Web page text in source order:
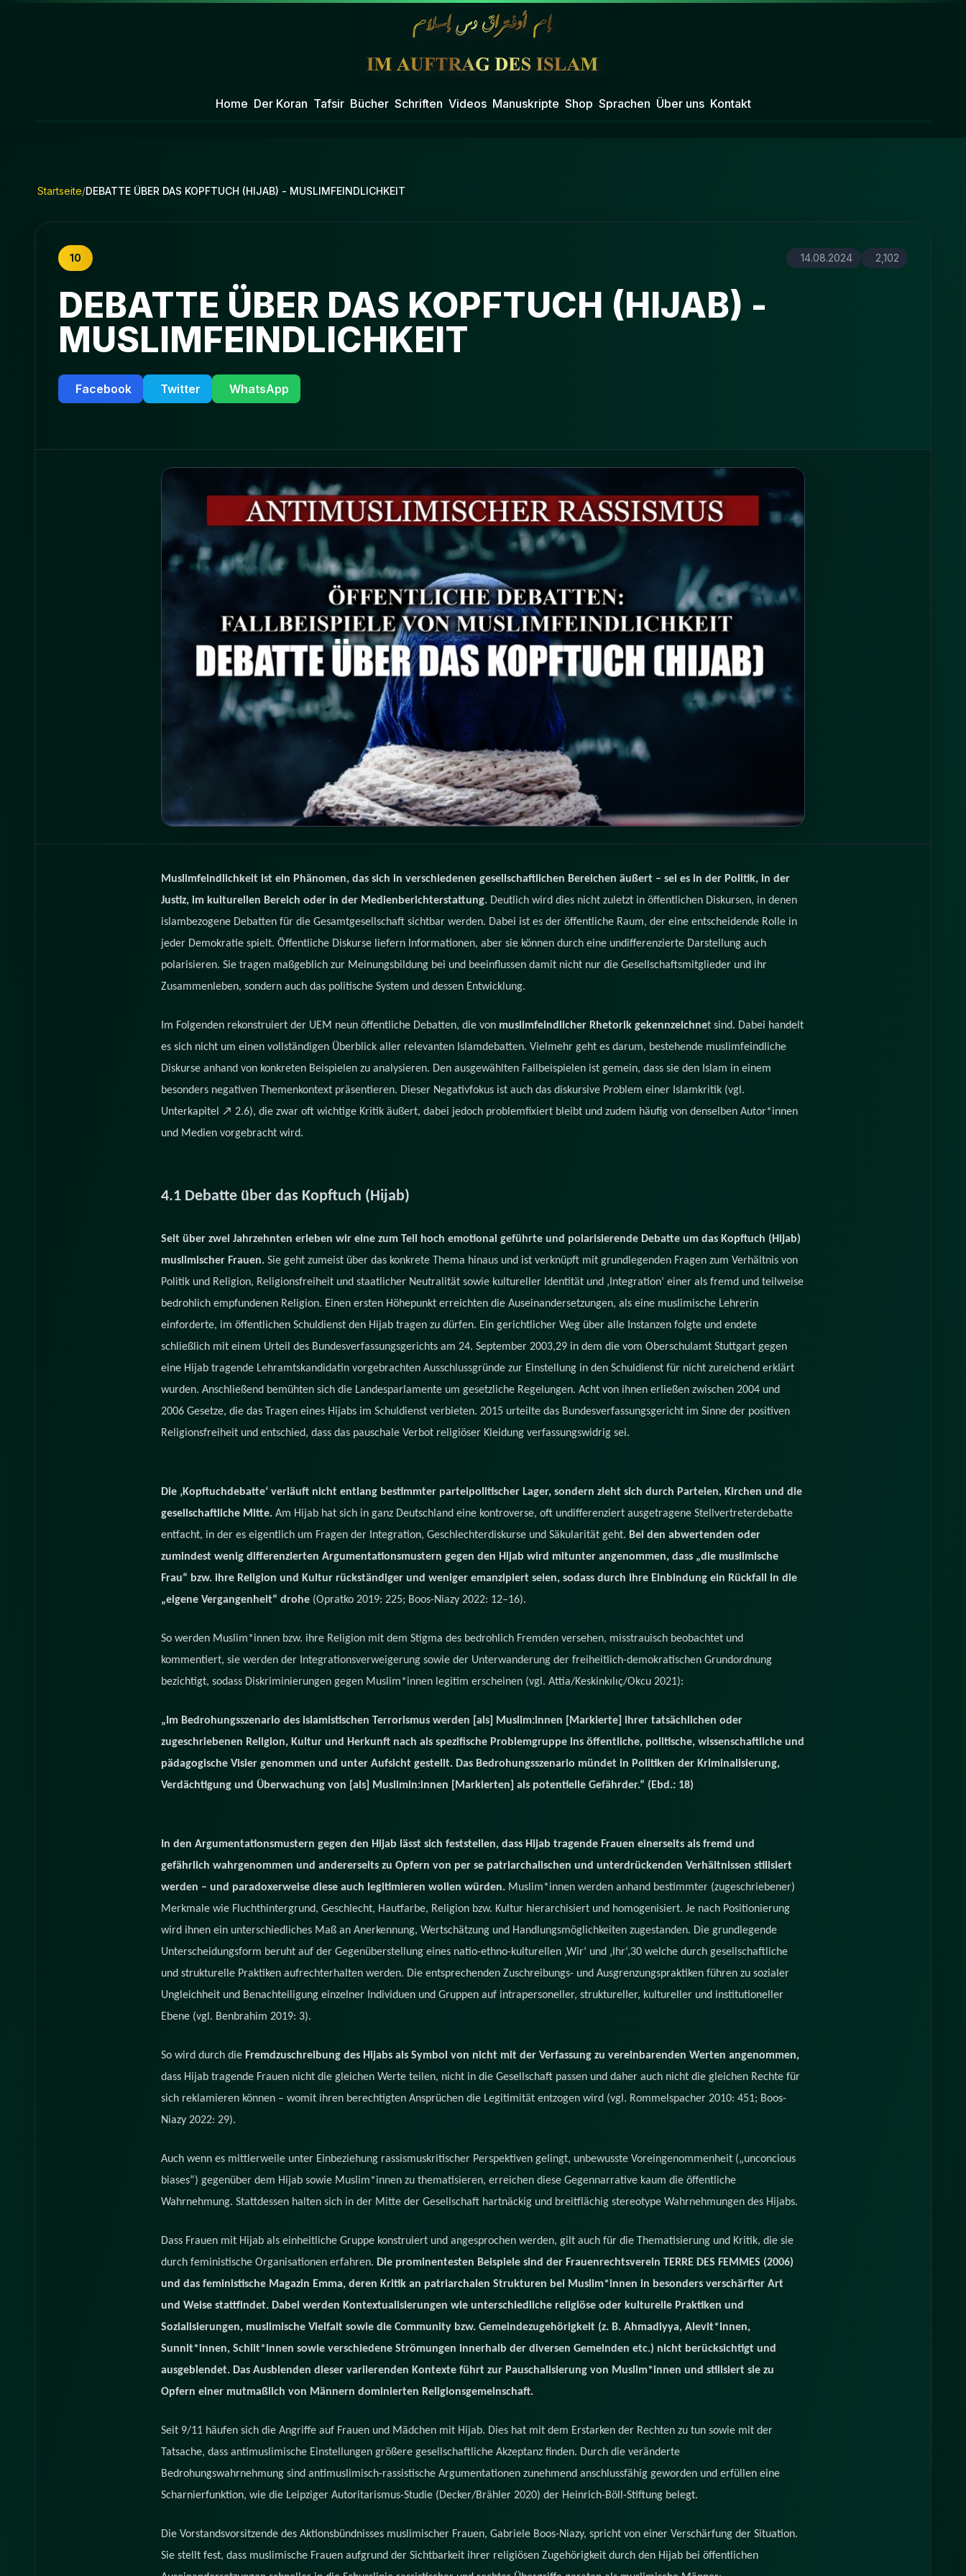
Home Der Koran Tafsir Bücher Schriften Videos Manuskripte Shop Sprachen Über uns Kontakt
Startseite/DEBATTE ÜBER DAS KOPFTUCH (HIJAB) - MUSLIMFEINDLICHKEIT
10 14.08.2024 2,102
DEBATTE ÜBER DAS KOPFTUCH (HIJAB) -
MUSLIMFEINDLICHKEIT
Facebook Twitter WhatsApp
Muslimfeindlichkeit ist ein Phänomen, das sich in verschiedenen gesellschaftlichen Bereichen äußert – sei es in der Politik, in der
Justiz, im kulturellen Bereich oder in der Medienberichterstattung. Deutlich wird dies nicht zuletzt in öffentlichen Diskursen, in denen
islambezogene Debatten für die Gesamtgesellschaft sichtbar werden. Dabei ist es der öffentliche Raum, der eine entscheidende Rolle in
jeder Demokratie spielt. Öffentliche Diskurse liefern Informationen, aber sie können durch eine undifferenzierte Darstellung auch
polarisieren. Sie tragen maßgeblich zur Meinungsbildung bei und beeinflussen damit nicht nur die Gesellschaftsmitglieder und ihr
Zusammenleben, sondern auch das politische System und dessen Entwicklung.
Im Folgenden rekonstruiert der UEM neun öffentliche Debatten, die von muslimfeindlicher Rhetorik gekennzeichnet sind. Dabei handelt
es sich nicht um einen vollständigen Überblick aller relevanten Islamdebatten. Vielmehr geht es darum, bestehende muslimfeindliche
Diskurse anhand von konkreten Beispielen zu analysieren. Den ausgewählten Fallbeispielen ist gemein, dass sie den Islam in einem
besonders negativen Themenkontext präsentieren. Dieser Negativfokus ist auch das diskursive Problem einer Islamkritik (vgl.
Unterkapitel ↗ 2.6), die zwar oft wichtige Kritik äußert, dabei jedoch problemfixiert bleibt und zudem häufig von denselben Autor*innen
und Medien vorgebracht wird.
4.1 Debatte über das Kopftuch (Hijab)
Seit über zwei Jahrzehnten erleben wir eine zum Teil hoch emotional geführte und polarisierende Debatte um das Kopftuch (Hijab)
muslimischer Frauen. Sie geht zumeist über das konkrete Thema hinaus und ist verknüpft mit grundlegenden Fragen zum Verhältnis von
Politik und Religion, Religionsfreiheit und staatlicher Neutralität sowie kultureller Identität und ‚Integration‘ einer als fremd und teilweise
bedrohlich empfundenen Religion. Einen ersten Höhepunkt erreichten die Auseinandersetzungen, als eine muslimische Lehrerin
einforderte, im öffentlichen Schuldienst den Hijab tragen zu dürfen. Ein gerichtlicher Weg über alle Instanzen folgte und endete
schließlich mit einem Urteil des Bundesverfassungsgerichts am 24. September 2003,29 in dem die vom Oberschulamt Stuttgart gegen
eine Hijab tragende Lehramtskandidatin vorgebrachten Ausschlussgründe zur Einstellung in den Schuldienst für nicht zureichend erklärt
wurden. Anschließend bemühten sich die Landesparlamente um gesetzliche Regelungen. Acht von ihnen erließen zwischen 2004 und
2006 Gesetze, die das Tragen eines Hijabs im Schuldienst verbieten. 2015 urteilte das Bundesverfassungsgericht im Sinne der positiven
Religionsfreiheit und entschied, dass das pauschale Verbot religiöser Kleidung verfassungswidrig sei.
Die ‚Kopftuchdebatte‘ verläuft nicht entlang bestimmter parteipolitischer Lager, sondern zieht sich durch Parteien, Kirchen und die
gesellschaftliche Mitte. Am Hijab hat sich in ganz Deutschland eine kontroverse, oft undifferenziert ausgetragene Stellvertreterdebatte
entfacht, in der es eigentlich um Fragen der Integration, Geschlechterdiskurse und Säkularität geht. Bei den abwertenden oder
zumindest wenig differenzierten Argumentationsmustern gegen den Hijab wird mitunter angenommen, dass „die muslimische
Frau“ bzw. ihre Religion und Kultur rückständiger und weniger emanzipiert seien, sodass durch ihre Einbindung ein Rückfall in die
„eigene Vergangenheit“ drohe (Opratko 2019: 225; Boos-Niazy 2022: 12–16).
So werden Muslim*innen bzw. ihre Religion mit dem Stigma des bedrohlich Fremden versehen, misstrauisch beobachtet und
kommentiert, sie werden der Integrationsverweigerung sowie der Unterwanderung der freiheitlich-demokratischen Grundordnung
bezichtigt, sodass Diskriminierungen gegen Muslim*innen legitim erscheinen (vgl. Attia/Keskinkılıç/Okcu 2021):
„Im Bedrohungsszenario des islamistischen Terrorismus werden [als] Muslim:innen [Markierte] ihrer tatsächlichen oder
zugeschriebenen Religion, Kultur und Herkunft nach als spezifische Problemgruppe ins öffentliche, politische, wissenschaftliche und
pädagogische Visier genommen und unter Aufsicht gestellt. Das Bedrohungsszenario mündet in Politiken der Kriminalisierung,
Verdächtigung und Überwachung von [als] Muslimin:innen [Markierten] als potentielle Gefährder.“ (Ebd.: 18)
In den Argumentationsmustern gegen den Hijab lässt sich feststellen, dass Hijab tragende Frauen einerseits als fremd und
gefährlich wahrgenommen und andererseits zu Opfern von per se patriarchalischen und unterdrückenden Verhältnissen stilisiert
werden – und paradoxerweise diese auch legitimieren wollen würden. Muslim*innen werden anhand bestimmter (zugeschriebener)
Merkmale wie Fluchthintergrund, Geschlecht, Hautfarbe, Religion bzw. Kultur hierarchisiert und homogenisiert. Je nach Positionierung
wird ihnen ein unterschiedliches Maß an Anerkennung, Wertschätzung und Handlungsmöglichkeiten zugestanden. Die grundlegende
Unterscheidungsform beruht auf der Gegenüberstellung eines natio-ethno-kulturellen ‚Wir‘ und ‚Ihr‘,30 welche durch gesellschaftliche
und strukturelle Praktiken aufrechterhalten werden. Die entsprechenden Zuschreibungs- und Ausgrenzungspraktiken führen zu sozialer
Ungleichheit und Benachteiligung einzelner Individuen und Gruppen auf intrapersoneller, struktureller, kultureller und institutioneller
Ebene (vgl. Benbrahim 2019: 3).
So wird durch die Fremdzuschreibung des Hijabs als Symbol von nicht mit der Verfassung zu vereinbarenden Werten angenommen,
dass Hijab tragende Frauen nicht die gleichen Werte teilen, nicht in die Gesellschaft passen und daher auch nicht die gleichen Rechte für
sich reklamieren können – womit ihren berechtigten Ansprüchen die Legitimität entzogen wird (vgl. Rommelspacher 2010: 451; Boos-
Niazy 2022: 29).
Auch wenn es mittlerweile unter Einbeziehung rassismuskritischer Perspektiven gelingt, unbewusste Voreingenommenheit („unconcious
biases“) gegenüber dem Hijab sowie Muslim*innen zu thematisieren, erreichen diese Gegennarrative kaum die öffentliche
Wahrnehmung. Stattdessen halten sich in der Mitte der Gesellschaft hartnäckig und breitflächig stereotype Wahrnehmungen des Hijabs.
Dass Frauen mit Hijab als einheitliche Gruppe konstruiert und angesprochen werden, gilt auch für die Thematisierung und Kritik, die sie
durch feministische Organisationen erfahren. Die prominentesten Beispiele sind der Frauenrechtsverein TERRE DES FEMMES (2006)
und das feministische Magazin Emma, deren Kritik an patriarchalen Strukturen bei Muslim*innen in besonders verschärfter Art
und Weise stattfindet. Dabei werden Kontextualisierungen wie unterschiedliche religiöse oder kulturelle Praktiken und
Sozialisierungen, muslimische Vielfalt sowie die Community bzw. Gemeindezugehörigkeit (z. B. Ahmadiyya, Alevit*innen,
Sunnit*innen, Schiit*innen sowie verschiedene Strömungen innerhalb der diversen Gemeinden etc.) nicht berücksichtigt und
ausgeblendet. Das Ausblenden dieser variierenden Kontexte führt zur Pauschalisierung von Muslim*innen und stilisiert sie zu
Opfern einer mutmaßlich von Männern dominierten Religionsgemeinschaft.
Seit 9/11 häufen sich die Angriffe auf Frauen und Mädchen mit Hijab. Dies hat mit dem Erstarken der Rechten zu tun sowie mit der
Tatsache, dass antimuslimische Einstellungen größere gesellschaftliche Akzeptanz finden. Durch die veränderte
Bedrohungswahrnehmung sind antimuslimisch-rassistische Argumentationen zunehmend anschlussfähig geworden und erfüllen eine
Scharnierfunktion, wie die Leipziger Autoritarismus-Studie (Decker/Brähler 2020) der Heinrich-Böll-Stiftung belegt.
Die Vorstandsvorsitzende des Aktionsbündnisses muslimischer Frauen, Gabriele Boos-Niazy, spricht von einer Verschärfung der Situation.
Sie stellt fest, dass muslimische Frauen aufgrund der Sichtbarkeit ihrer religiösen Zugehörigkeit durch den Hijab bei öffentlichen